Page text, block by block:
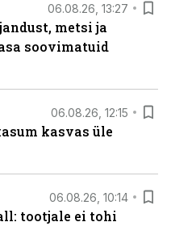
06.08.26, 13:27
metsi ja
soovimatuid
06.08.26, 12:15
kasvas üle
06.08.26, 10:14
tootjale ei tohi